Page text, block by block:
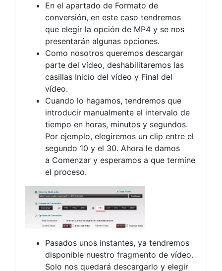
En el apartado de Formato de
conversión, en este caso tendremos
que elegir la opción de MP4 y se nos
presentarán algunas opciones.
Como nosotros queremos descargar
parte del vídeo, deshabilitaremos las
casillas Inicio del vídeo y Final del
vídeo.
Cuando lo hagamos, tendremos que
introducir manualmente el intervalo de
tiempo en horas, minutos y segundos.
Por ejemplo, elegiremos un clip entre el
segundo 10 y el 30. Ahora le damos
a Comenzar y esperamos a que termine
el proceso.
Pasados unos instantes, ya tendremos
disponible nuestro fragmento de vídeo.
Solo nos quedará descargarlo y elegir